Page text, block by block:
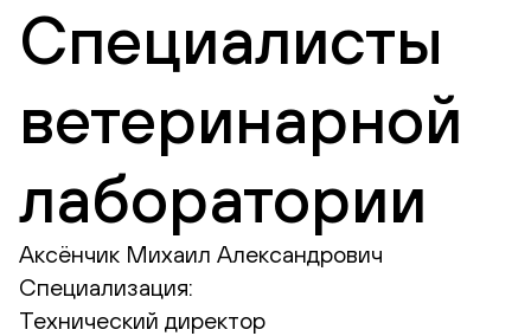
Специалисты
ветеринарной
лаборатории
Аксёнчик Михаил Александрович
Специализация:
Технический директор